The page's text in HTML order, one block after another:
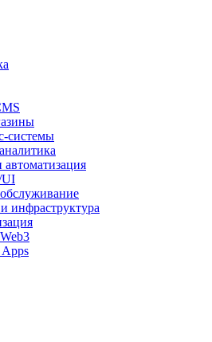
системы
UI
инфраструктура